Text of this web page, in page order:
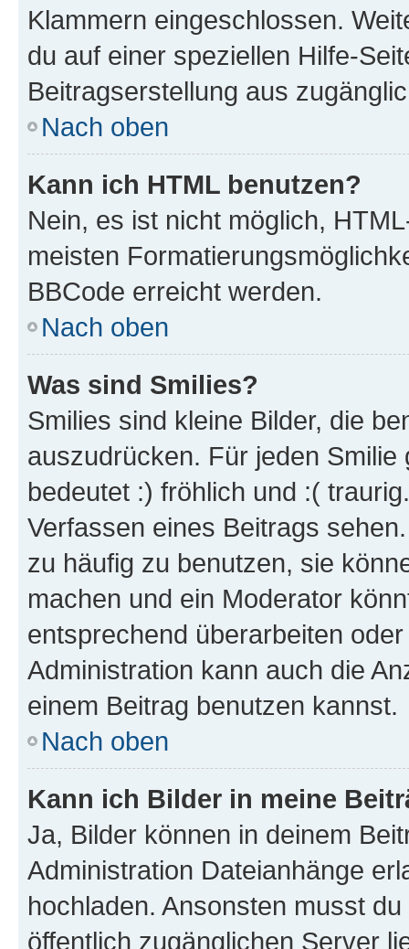
Klammern eingeschlossen.
du auf einer speziellen Hilfe-
Beitragserstellung aus
Nach oben
Kann ich HTML benutzen?
Nein, es ist nicht möglich,
meisten
BBCode erreicht werden.
Nach oben
Was sind Smilies?
Smilies sind kleine Bilder, die
auszudrücken. Für jeden
bedeutet :) fröhlich und :(
Verfassen eines Beitrags
zu häufig zu benutzen, sie
machen und ein Moderator
entsprechend überarbeiten
Administration kann auch die
einem Beitrag benutzen kannst.
Nach oben
Kann ich Bilder in meine
Ja, Bilder können in deinem
Administration Dateianhänge
hochladen. Ansonsten musst
öffentlich zugänglichen Server